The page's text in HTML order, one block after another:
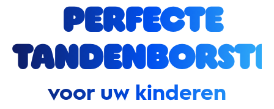
perfecte
tandenborste
voor uw kinderen